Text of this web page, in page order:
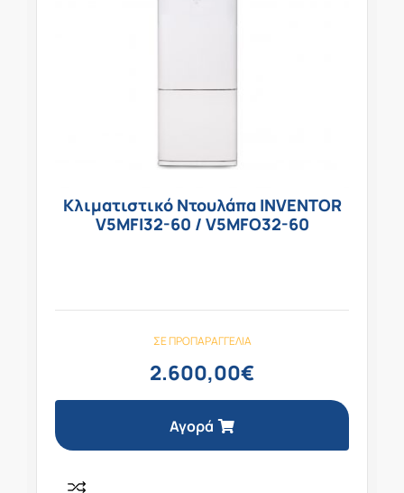
Κλιματιστικό Ντουλάπα INVENTOR
V5MFI32-60 / V5MFO32-60
ΣΕ ΠΡΟΠΑΡΑΓΓΕΛΊΑ
2.600,00€
Αγορά